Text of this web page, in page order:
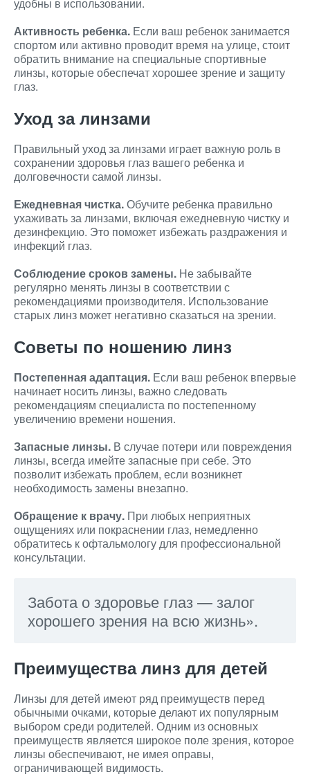
Активность ребенка. Если ваш ребенок занимается
спортом или активно проводит время на улице, стоит
обратить внимание на специальные спортивные
линзы, которые обеспечат хорошее зрение и защиту
глаз.
Уход за линзами
Правильный уход за линзами играет важную роль в
сохранении здоровья глаз вашего ребенка и
долговечности самой линзы.
Ежедневная чистка.Обучите ребенка правильно
ухаживать за линзами, включая ежедневную чистку и
дезинфекцию. Это поможет избежать раздражения и
инфекций глаз.
Соблюдение сроков замены. Не забывайте
регулярно менять линзы в соответствии с
рекомендациями производителя. Использование
старых линз может негативно сказаться на зрении.
Советы по ношению линз
Постепенная адаптация. Если ваш ребенок впервые
начинает носить линзы, важно следовать
рекомендациям специалиста по постепенному
увеличению времени ношения.
Запасные линзы. В случае потери или повреждения
линзы, всегда имейте запасные при себе. Это
позволит избежать проблем, если возникнет
необходимость замены внезапно.
Обращение к врачу. При любых неприятных
ощущениях или покраснении глаз, немедленно
обратитесь к офтальмологу для профессиональной
консультации.
Забота о здоровье глаз — залог
хорошего зрения на всю жизнь».
Преимущества линз для детей
Линзы для детей имеют ряд преимуществ перед
обычными очками, которые делают их популярным
выбором среди родителей. Одним из основных
преимуществ является широкое поле зрения, которое
линзы обеспечивают, не имея оправы,
ограничивающей видимость.